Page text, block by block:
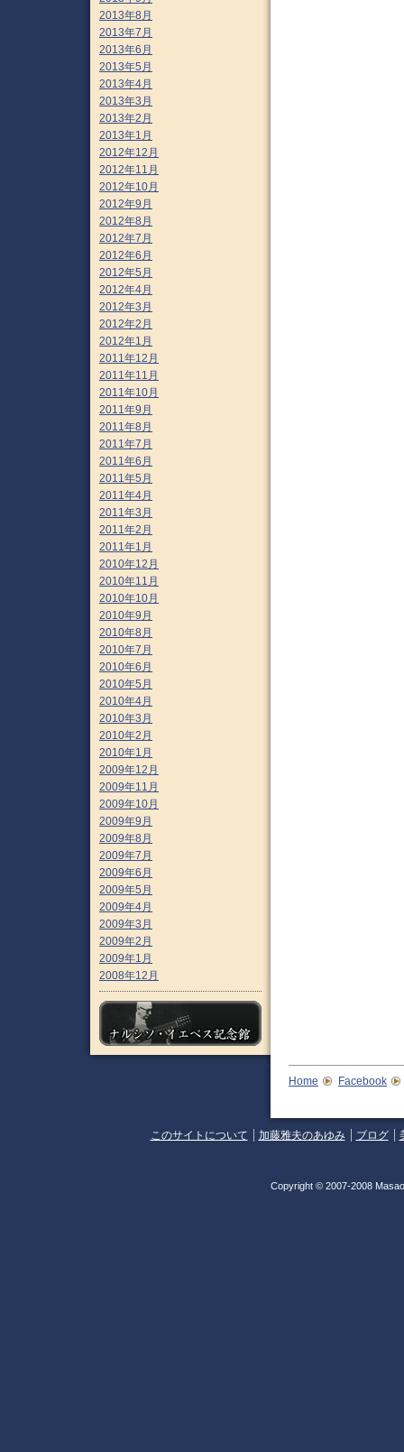
2013年8月
2013年7月
2013年6月
2013年5月
2013年4月
2013年3月
2013年2月
2013年1月
2012年12月
2012年11月
2012年10月
2012年9月
2012年8月
2012年7月
2012年6月
2012年5月
2012年4月
2012年3月
2012年2月
2012年1月
2011年12月
2011年11月
2011年10月
2011年9月
2011年8月
2011年7月
2011年6月
2011年5月
2011年4月
2011年3月
2011年2月
2011年1月
2010年12月
2010年11月
2010年10月
2010年9月
2010年8月
2010年7月
2010年6月
2010年5月
2010年4月
2010年3月
2010年2月
2010年1月
2009年12月
2009年11月
2009年10月
2009年9月
2009年8月
2009年7月
2009年6月
2009年5月
2009年4月
2009年3月
2009年2月
2009年1月
2008年12月
Home Facebook
このサイトについて 加藤雅夫のあゆみ ブログ
Copyright © 2007-2008